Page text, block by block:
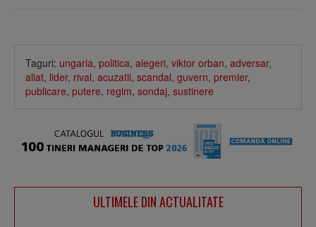
Taguri: ungaria, politica, alegeri, viktor orban, adversar,
aliat, lider, rival, acuzatii, scandal, guvern, premier,
publicare, putere, regim, sondaj, sustinere
ULTIMELE DIN ACTUALITATE